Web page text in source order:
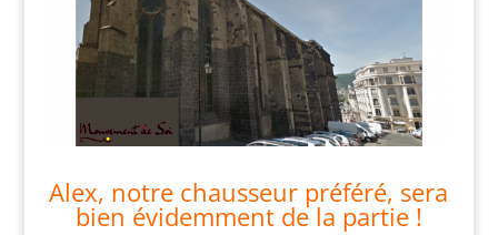
Alex, notre chausseur préféré, sera
bien évidemment de la partie !